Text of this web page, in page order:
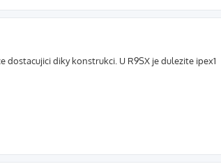
diky konstrukci. U R9SX je dulezite ipex1